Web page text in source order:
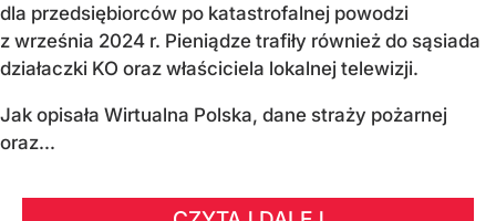
dla przedsiębiorców po katastrofalnej powodzi
z września 2024 r. Pieniądze trafiły również do sąsiada
działaczki KO oraz właściciela lokalnej telewizji.
Jak opisała Wirtualna Polska, dane straży pożarnej
oraz...